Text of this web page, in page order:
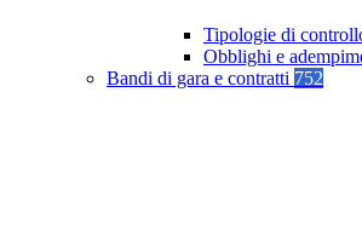
Tipologie di
Obblighi e
Bandi di gara e contratti 752